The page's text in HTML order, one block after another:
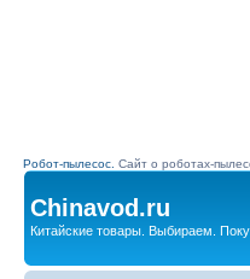
Робот-пылесос. Сайт о роботах-
Chinavod.ru
Китайские товары. Выбираем.